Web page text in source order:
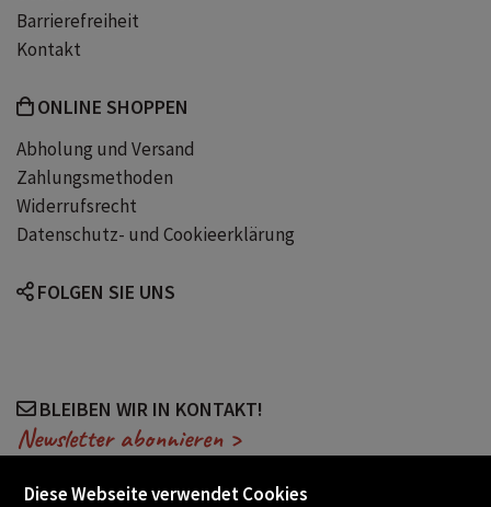
Feuer der Freiheit
Zeitalter der Unschärfe
Barrierefreiheit
Kontakt
ONLINE SHOPPEN
Abholung und Versand
Zahlungsmethoden
Widerrufsrecht
Datenschutz- und Cookieerklärung
FOLGEN SIE UNS
BLEIBEN WIR IN KONTAKT!
Newsletter abonnieren >
Diese Webseite verwendet Cookies